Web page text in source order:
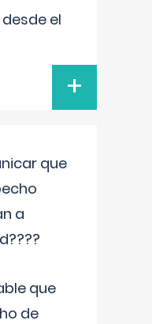
el
+
que
a
que
de